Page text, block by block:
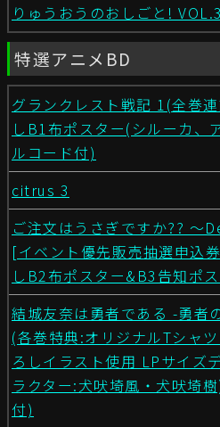
りゅうおうのおしごと! VOL.3
特選アニメBD
グランクレスト戦記 1(全巻
しB1布ポスター(シルーカ、
ルコード付)
citrus 3
ご注文はうさぎですか?? 〜
[イベント優先販売抽選申込
しB2布ポスター&B3告知ポ
結城友奈は勇者である -勇者
(各巻特典:オリジナルTシャ
ろしイラスト使用 LPサイズ
ラクター:犬吠埼風・犬吠埼
付)